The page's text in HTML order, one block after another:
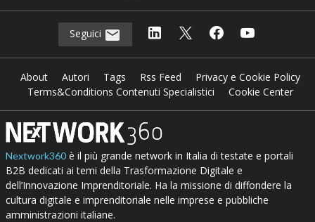
Seguici
About Autori Tags Rss Feed
Privacy e Cookie Policy
Terms&Conditions Contenuti Specialistici
Cookie Center
Nextwork360è il più grande network in Italia di testate e portali
B2B dedicati ai temi della Trasformazione Digitale e
dell’Innovazione Imprenditoriale. Ha la missione di diffondere la
cultura digitale e imprenditoriale nelle imprese e pubbliche
amministrazioni italiane.